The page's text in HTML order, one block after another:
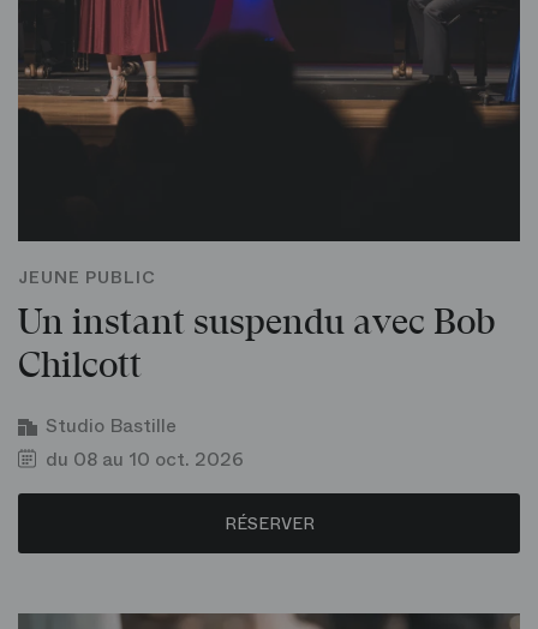
JEUNE PUBLIC
Un instant suspendu avec Bob
Chilcott
Studio Bastille
du 08 au 10 oct. 2026
RÉSERVER